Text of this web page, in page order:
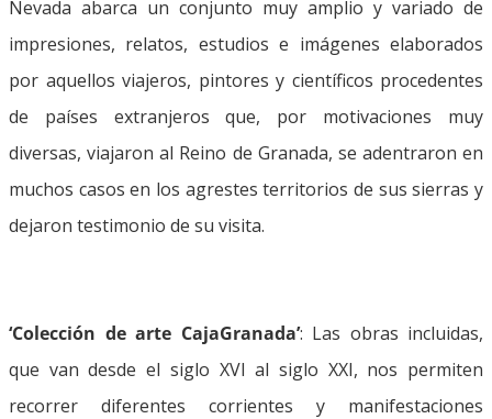
Nevada abarca un conjunto muy amplio y variado de
impresiones, relatos, estudios e imágenes elaborados
por aquellos viajeros, pintores y científicos procedentes
de países extranjeros que, por motivaciones muy
diversas, viajaron al Reino de Granada, se adentraron en
muchos casos en los agrestes territorios de sus sierras y
dejaron testimonio de su visita.
‘Colección de arte CajaGranada’: Las obras incluidas,
que van desde el siglo XVI al siglo XXI, nos permiten
recorrer diferentes corrientes y manifestaciones